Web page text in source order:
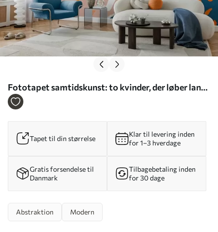
Fototapet samtidskunst: to kvinder, der løber langs
kysten Nr. w05564
Tapet til din størrelse
Klar til levering inden
for 1–3 hverdage
Gratis forsendelse til
Danmark
Tilbagebetaling inden
for 30 dage
Abstraktion Modern